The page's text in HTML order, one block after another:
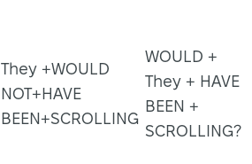
They +WOULD
NOT+HAVE
BEEN+SCROLLING
WOULD +
They + HAVE
BEEN +
SCROLLING?